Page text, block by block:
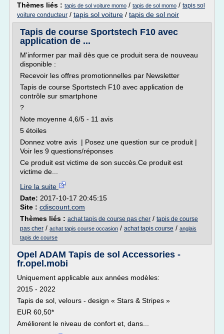
Thèmes liés : tapis de sol voiture momo / tapis de sol momo / tapis sol
voiture conducteur / tapis sol voiture / tapis de sol noir
Tapis de course Sportstech F10 avec
application de ...
M'informer par mail dès que ce produit sera de nouveau
disponible :
Recevoir les offres promotionnelles par Newsletter
Tapis de course Sportstech F10 avec application de
contrôle sur smartphone
?
Note moyenne 4,6/5 - 11 avis
5 étoiles
Donnez votre avis | Posez une question sur ce produit |
Voir les 9 questions/réponses
Ce produit est victime de son succès.Ce produit est
victime de...
Lire la suite
Date: 2017-10-17 20:45:15
Site : cdiscount.com
Thèmes liés : achat tapis de course pas cher / tapis de course
pas cher / achat tapis course occasion / achat tapis course / anglais
tapis de course
Opel ADAM Tapis de sol Accessories -
fr.opel.mobi
Uniquement applicable aux années modèles:
2015 - 2022
Tapis de sol, velours - design « Stars & Stripes »
EUR 60,50*
Améliorent le niveau de confort et, dans...